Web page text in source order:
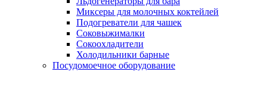
Миксеры для молочных коктейлей
Подогреватели для чашек
Соковыжималки
Сокоохладители
Холодильники барные
Посудомоечное оборудование